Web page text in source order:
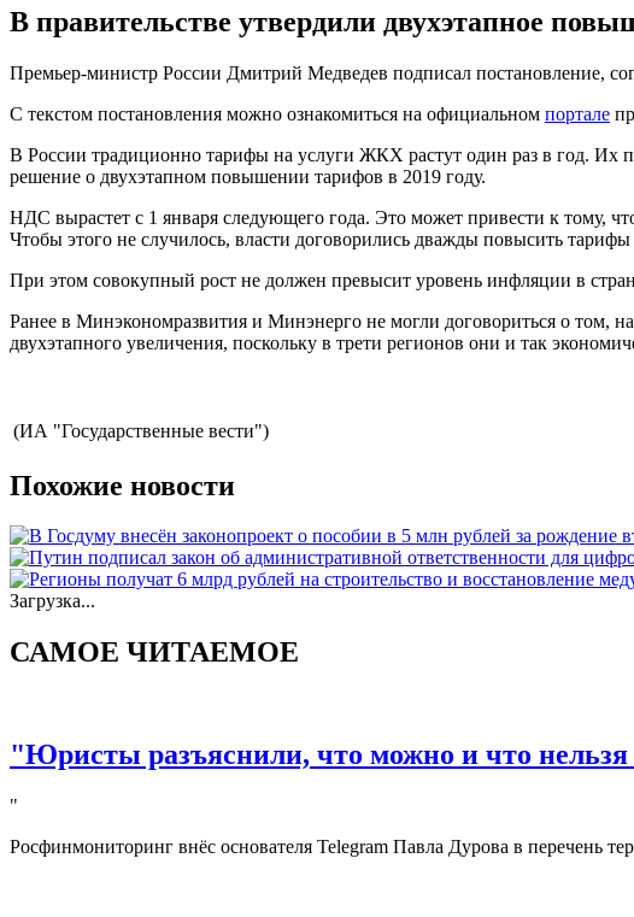
В правительстве утвердили двухэтапное
Премьер-министр России Дмитрий Медведев подписал постановление,
С текстом постановления можно ознакомиться на официальном портале
В России традиционно тарифы на услуги ЖКХ растут один раз в год. Их
решение о двухэтапном повышении тарифов в 2019 году.
НДС вырастет с 1 января следующего года. Это может привести к тому,
Чтобы этого не случилось, власти договорились дважды повысить
При этом совокупный рост не должен превысит уровень инфляции в
Ранее в Минэкономразвития и Минэнерго не могли договориться о том,
двухэтапного увеличения, поскольку в трети регионов они и так
(ИА "Государственные вести")
Похожие новости
Загрузка...
САМОЕ ЧИТАЕМОЕ
"Юристы разъяснили, что можно и что
"
Росфинмониторинг внёс основателя Telegram Павла Дурова в перечень